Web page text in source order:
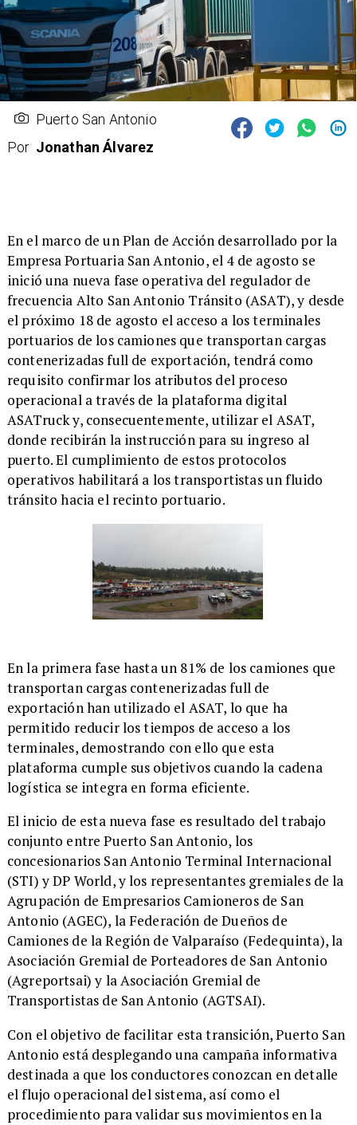
Puerto San Antonio
Por Jonathan Álvarez
​En el marco de un Plan de Acción desarrollado por la
Empresa Portuaria San Antonio, el 4 de agosto se
inició una nueva fase operativa del regulador de
frecuencia Alto San Antonio Tránsito (ASAT), y desde
el próximo 18 de agosto el acceso a los terminales
portuarios de los camiones que transportan cargas
contenerizadas full de exportación, tendrá como
requisito confirmar los atributos del proceso
operacional a través de la plataforma digital
ASATruck y, consecuentemente, utilizar el ASAT,
donde recibirán la instrucción para su ingreso al
puerto. El cumplimiento de estos protocolos
operativos habilitará a los transportistas un fluido
tránsito hacia el recinto portuario.
En la primera fase hasta un 81% de los camiones que
transportan cargas contenerizadas full de
exportación han utilizado el ASAT, lo que ha
permitido reducir los tiempos de acceso a los
terminales, demostrando con ello que esta
plataforma cumple sus objetivos cuando la cadena
logística se integra en forma eficiente.
​El inicio de esta nueva fase es resultado del trabajo
conjunto entre Puerto San Antonio, los
concesionarios San Antonio Terminal Internacional
(STI) y DP World, y los representantes gremiales de la
Agrupación de Empresarios Camioneros de San
Antonio (AGEC), la Federación de Dueños de
Camiones de la Región de Valparaíso (Fedequinta), la
Asociación Gremial de Porteadores de San Antonio
(Agreportsai) y la Asociación Gremial de
Transportistas de San Antonio (AGTSAI).
​Con el objetivo de facilitar esta transición, Puerto San
Antonio está desplegando una campaña informativa
destinada a que los conductores conozcan en detalle
el flujo operacional del sistema, así como el
procedimiento para validar sus movimientos en la